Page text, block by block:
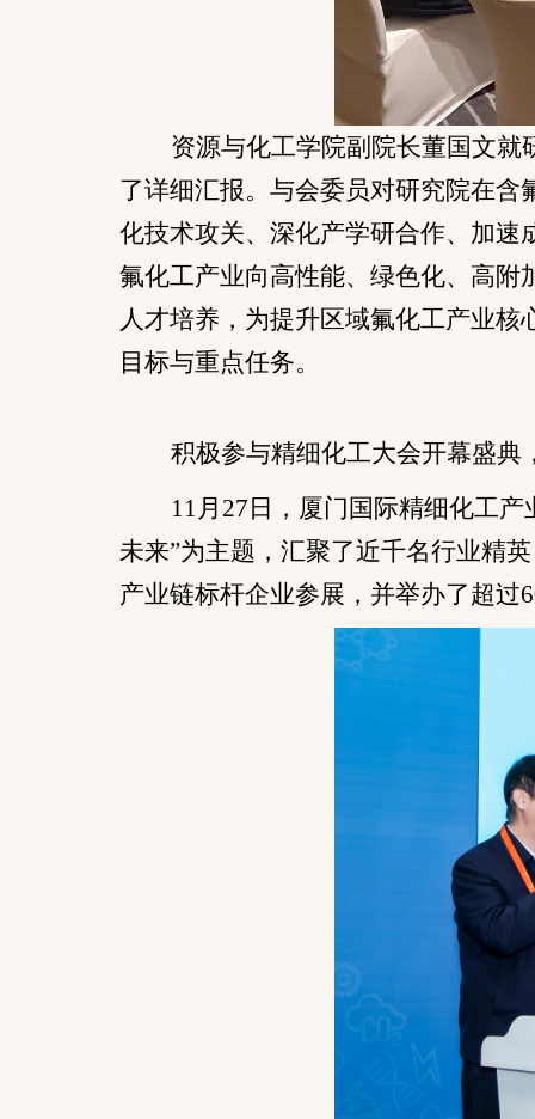
资源与化工学院副院长董国文就
了详细汇报。与会委员对研究院在
化技术攻关、深化产学研合作、加
氟化工产业向高性能、绿色化、高
人才培养，为提升区域氟化工产业
目标与重点任务。
积极参与精细化工大会开幕盛典
11月27 日，厦门国际精细化工
未来”为主题，汇聚了近千名行业精
产业链标杆企业参展，并举办了超